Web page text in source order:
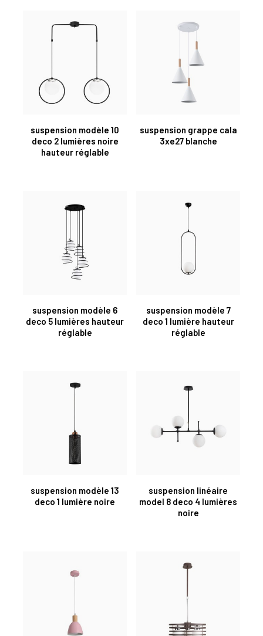
suspension modèle 10
deco 2 lumières noire
hauteur réglable
suspension grappe cala
3xe27 blanche
suspension modèle 6
deco 5 lumières hauteur
réglable
suspension modèle 7
deco 1 lumière hauteur
réglable
suspension modèle 13
deco 1 lumière noire
suspension linéaire
model 8 deco 4 lumières
noire